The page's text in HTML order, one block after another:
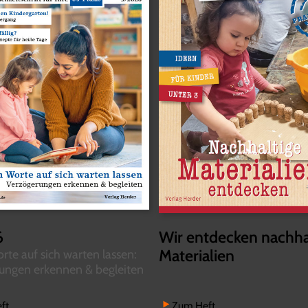
auf sich warten lassen:
erkennen & begleiten
Wir entdecken
Materialien
Zum Heft